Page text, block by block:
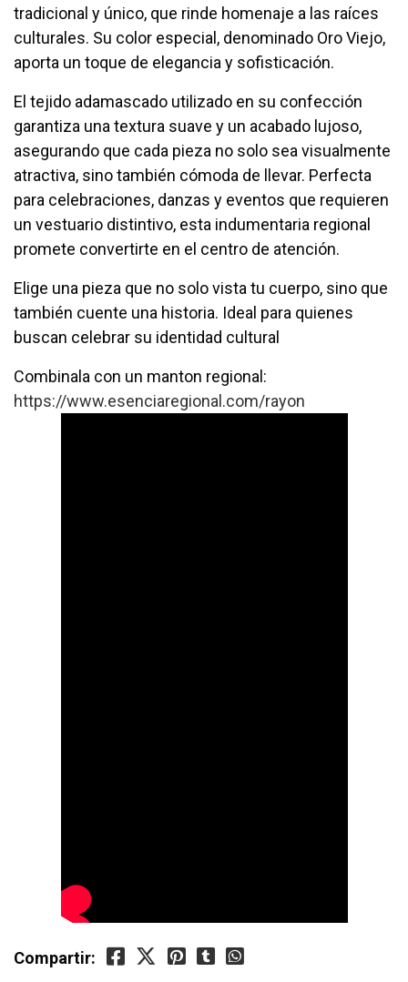
tradicional y único, que rinde homenaje a las raíces
culturales. Su color especial, denominado Oro Viejo,
aporta un toque de elegancia y sofisticación.
El tejido adamascado utilizado en su confección
garantiza una textura suave y un acabado lujoso,
asegurando que cada pieza no solo sea visualmente
atractiva, sino también cómoda de llevar. Perfecta
para celebraciones, danzas y eventos que requieren
un vestuario distintivo, esta indumentaria regional
promete convertirte en el centro de atención.
Elige una pieza que no solo vista tu cuerpo, sino que
también cuente una historia. Ideal para quienes
buscan celebrar su identidad cultural
Combinala con un manton regional:
https://www.esenciaregional.com/rayon
Compartir: